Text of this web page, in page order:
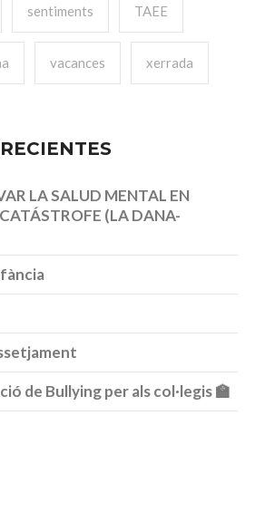
sentiments TAEE
vacances xerrada
LA SALUD MENTAL EN
(LA DANA-
de Bullying per als col·legis 🏫